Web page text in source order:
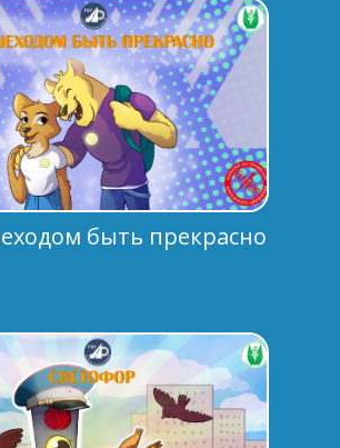
быть прекрасно